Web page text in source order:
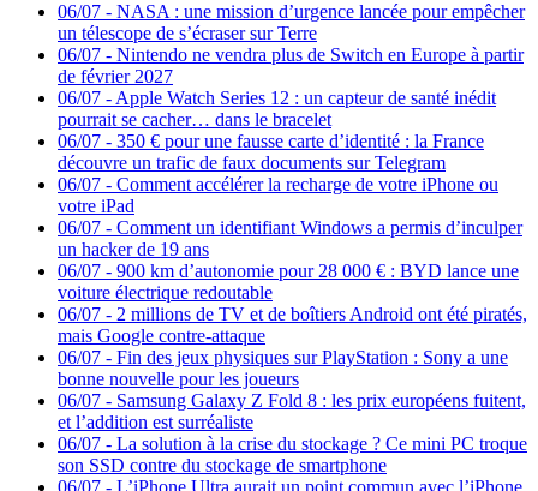
06/07 - NASA : une mission d’urgence lancée pour empêcher
un télescope de s’écraser sur Terre
06/07 - Nintendo ne vendra plus de Switch en Europe à partir
de février 2027
06/07 - Apple Watch Series 12 : un capteur de santé inédit
pourrait se cacher… dans le bracelet
06/07 - 350 € pour une fausse carte d’identité : la France
découvre un trafic de faux documents sur Telegram
06/07 - Comment accélérer la recharge de votre iPhone ou
votre iPad
06/07 - Comment un identifiant Windows a permis d’inculper
un hacker de 19 ans
06/07 - 900 km d’autonomie pour 28 000 € : BYD lance une
voiture électrique redoutable
06/07 - 2 millions de TV et de boîtiers Android ont été piratés,
mais Google contre-attaque
06/07 - Fin des jeux physiques sur PlayStation : Sony a une
bonne nouvelle pour les joueurs
06/07 - Samsung Galaxy Z Fold 8 : les prix européens fuitent,
et l’addition est surréaliste
06/07 - La solution à la crise du stockage ? Ce mini PC troque
son SSD contre du stockage de smartphone
06/07 - L’iPhone Ultra aurait un point commun avec l’iPhone